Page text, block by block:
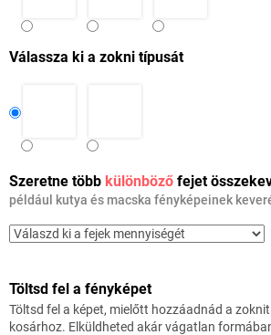
Válassza ki a zokni típusát
Szeretne több különböző fejet
például kutya és macska fényképeinek
Töltsd fel a fényképet
Töltsd fel a képet, mielőtt hozzáadnád a zoknit
kosárhoz. Elküldheted akár vágatlan